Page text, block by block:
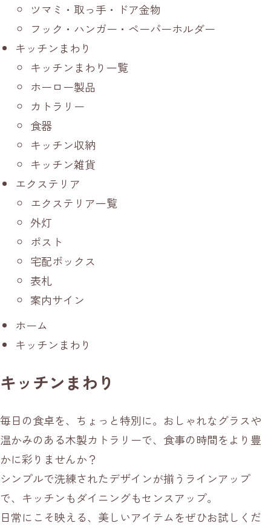
ツマミ・取っ手・ドア金物
フック・ハンガー・ペーパーホルダー
キッチンまわり
キッチンまわり一覧
ホーロー製品
カトラリー
食器
キッチン収納
キッチン雑貨
エクステリア
エクステリア一覧
外灯
ポスト
宅配ボックス
表札
案内サイン
ホーム
キッチンまわり
キッチンまわり
毎日の食卓を、ちょっと特別に。おしゃれなグラスや
温かみのある木製カトラリーで、食事の時間をより豊
かに彩りませんか？
シンプルで洗練されたデザインが揃うラインアップ
で、キッチンもダイニングもセンスアップ。
日常にこそ映える、美しいアイテムをぜひお試しくだ